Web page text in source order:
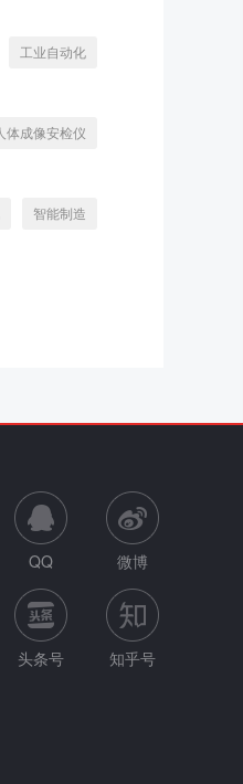
工业自动化
体成像安检仪
智能制造
QQ 微博
头条号 知乎号